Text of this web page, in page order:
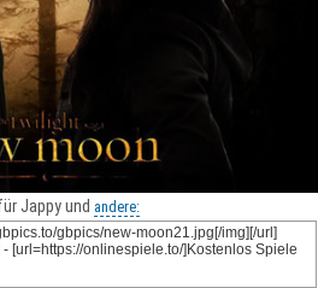
Jappy und andere: